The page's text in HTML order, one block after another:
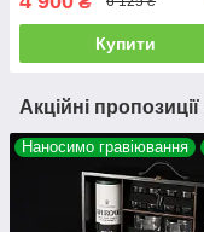
Купити
Акційні
Наносимо гравіювання